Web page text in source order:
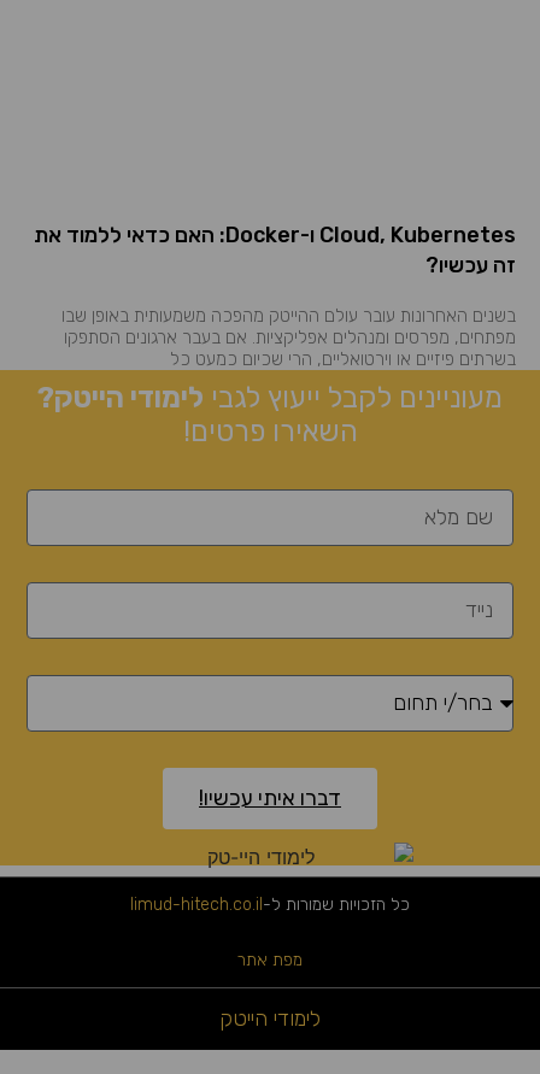
Cloud, Kubernetes ו-Docker: האם כדאי ללמוד את
זה עכשיו?
בשנים האחרונות עובר עולם ההייטק מהפכה משמעותית באופן שבו
מפתחים, מפרסים ומנהלים אפליקציות. אם בעבר ארגונים הסתפקו
בשרתים פיזיים או וירטואליים, הרי שכיום כמעט כל
מעוניינים לקבל ייעוץ לגבי לימודי הייטק?
השאירו פרטים!
דברו איתי עכשיו!
כל הזכויות שמורות ל-limud-hitech.co.il
מפת אתר
לימודי הייטק